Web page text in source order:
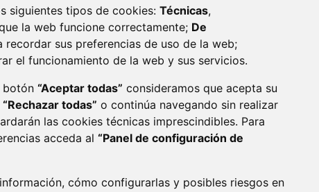
siguientes tipos de cookies: Técnicas,
la web funcione correctamente; De
recordar sus preferencias de uso de la web;
el funcionamiento de la web y sus servicios.
botón “Aceptar todas” consideramos que acepta su
“Rechazar todas” o continúa navegando sin realizar
las cookies técnicas imprescindibles. Para
acceda al “Panel de configuración de
cómo configurarlas y posibles riesgos en
monzon.es
DE COOKIES
ACCESIBILIDAD